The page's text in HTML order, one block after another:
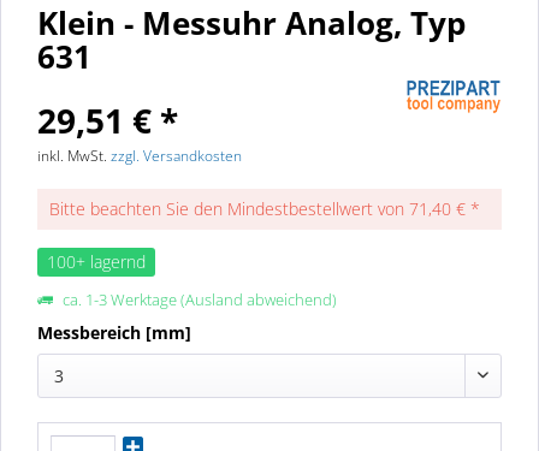
Klein - Messuhr Analog, Typ
631
29,51 € *
inkl. MwSt. zzgl. Versandkosten
Bitte beachten Sie den Mindestbestellwert von 71,40 € *
100+ lagernd
ca. 1-3 Werktage (Ausland abweichend)
Messbereich [mm]
3